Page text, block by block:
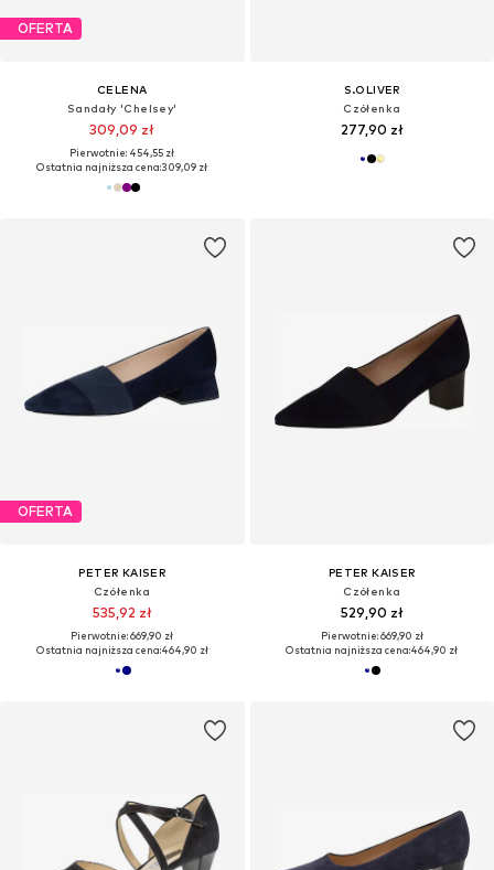
OFERTA
CELENA
Sandały 'Chelsey'
309,09 zł
Pierwotnie: 454,55 zł
Ostatnia najniższa cena:309,09 zł
S.OLIVER
Czółenka
277,90 zł
OFERTA
PETER KAISER
Czółenka
535,92 zł
Pierwotnie: 669,90 zł
Ostatnia najniższa cena:464,90 zł
PETER KAISER
Czółenka
529,90 zł
Pierwotnie: 669,90 zł
Ostatnia najniższa cena:464,90 zł